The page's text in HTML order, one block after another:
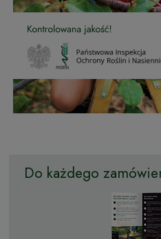
Do każdego